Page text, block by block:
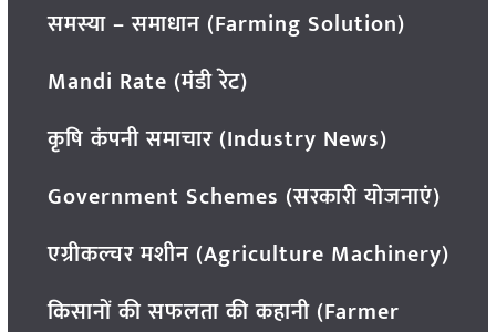
समस्या – समाधान (Farming Solution)
Mandi Rate (मंडी रेट)
कृषि कंपनी समाचार (Industry News)
Government Schemes (सरकारी योजनाएं)
एग्रीकल्चर मशीन (Agriculture Machinery)
किसानों की सफलता की कहानी (Farmer